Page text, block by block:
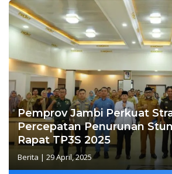
Pemprov Jambi Perkuat
Percepatan Penurunan
Rapat TP3S 2025
Berita | 29 April, 2025